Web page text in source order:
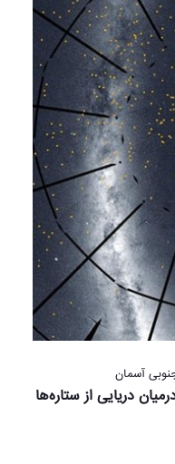
آسمان
دریایی از ستاره‌ها